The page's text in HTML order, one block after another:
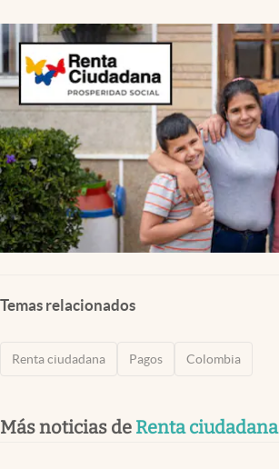
Temas relacionados
Renta ciudadana Pagos Colombia
Más noticias de Renta ciudadana